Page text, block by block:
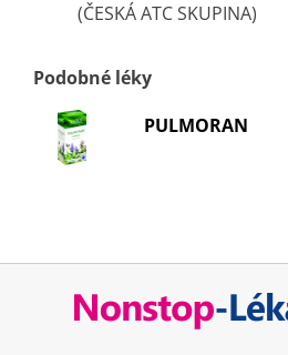
(ČESKÁ ATC SKUPINA)
Podobné léky
PULMORAN